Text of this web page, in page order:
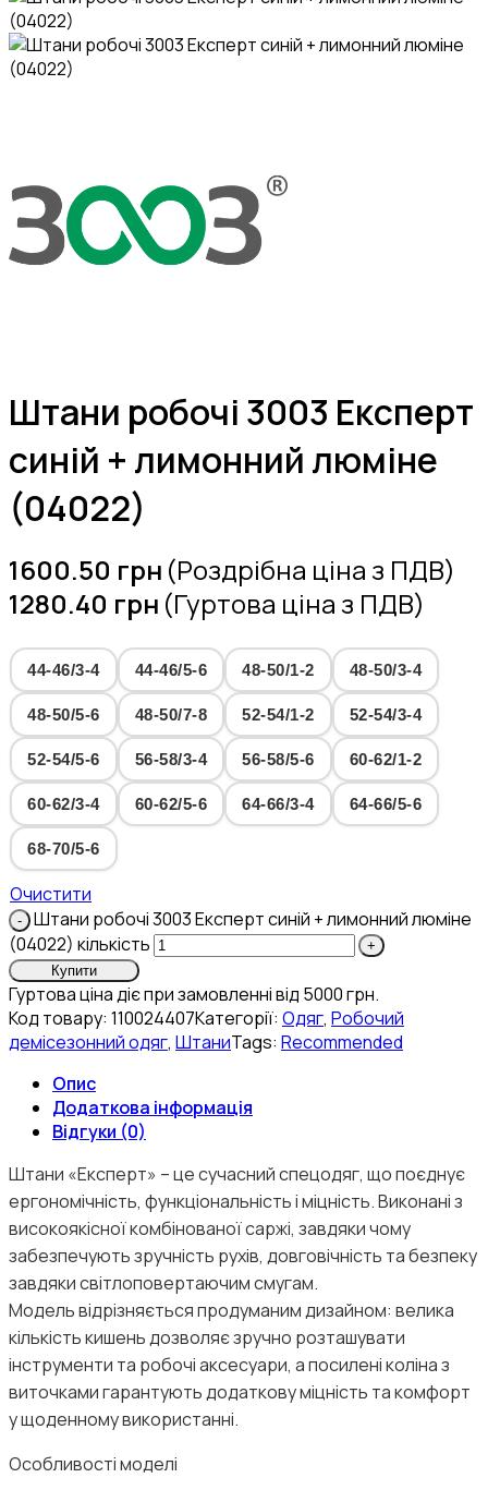
Штани робочі 3003 Експерт
синій + лимонний люміне
(04022)
1600.50 грн (Роздрібна ціна з ПДВ)
1280.40 грн (Гуртова ціна з ПДВ)
44-46/3-4 44-46/5-6 48-50/1-2 48-50/3-4
48-50/5-6 48-50/7-8 52-54/1-2 52-54/3-4
52-54/5-6 56-58/3-4 56-58/5-6 60-62/1-2
60-62/3-4 60-62/5-6 64-66/3-4 64-66/5-6
68-70/5-6
Очистити
Штани робочі 3003 Експерт синій + лимонний люміне
(04022) кількість
Купити
Гуртова ціна діє при замовленні від 5000 грн.
Код товару: 110024407Категорії: Одяг, Робочий
демісезонний одяг, ШтаниTags: Recommended
Опис
Додаткова інформація
Відгуки (0)
Штани «Експерт» – це сучасний спецодяг, що поєднує
ергономічність, функціональність і міцність. Виконані з
високоякісної комбінованої саржі, завдяки чому
забезпечують зручність рухів, довговічність та безпеку
завдяки світлоповертаючим смугам.
Модель відрізняється продуманим дизайном: велика
кількість кишень дозволяє зручно розташувати
інструменти та робочі аксесуари, а посилені коліна з
виточками гарантують додаткову міцність та комфорт
у щоденному використанні.
Особливості моделі